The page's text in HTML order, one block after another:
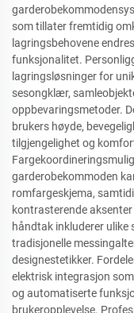
som tillater fremtidig
lagringsbehovene
funksjonalitet.
lagringsløsninger for
sesongklær,
oppbevaringsmetoder.
brukers høyde,
tilgjengelighet og
garderobekommoden
romfargeskjema,
kontrasterende
håndtak inkluderer
tradisjonelle
designestetikker.
elektrisk integrasjon
og automatiserte
brukeropplevelse.